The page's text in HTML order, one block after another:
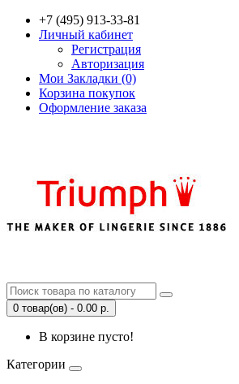
+7 (495) 913-33-81
Личный кабинет
Регистрация
Авторизация
Мои Закладки (0)
Корзина покупок
Оформление заказа
0 товар(ов) - 0.00 р.
В корзине пусто!
Категории